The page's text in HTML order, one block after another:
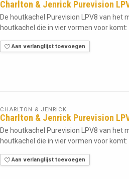
Charlton & Jenrick Purevision
De houtkachel Purevision LPV8 van het
houtkachel die in vier vormen voor komt:
Aan verlanglijst toevoegen
CHARLTON & JENRICK
Charlton & Jenrick Purevision
De houtkachel Purevision LPV8 van het
houtkachel die in vier vormen voor komt:
Aan verlanglijst toevoegen